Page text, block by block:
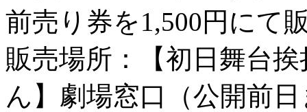
前売り券を1,500円にて
販売場所：【初日舞台
ん】劇場窓口（公開前